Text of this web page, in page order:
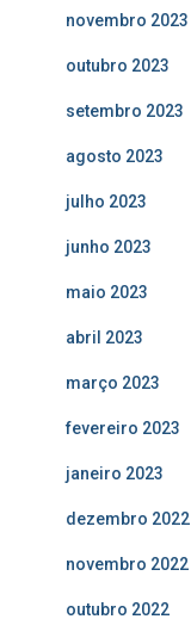
novembro 2023
outubro 2023
setembro 2023
agosto 2023
julho 2023
junho 2023
maio 2023
abril 2023
março 2023
fevereiro 2023
janeiro 2023
dezembro 2022
novembro 2022
outubro 2022